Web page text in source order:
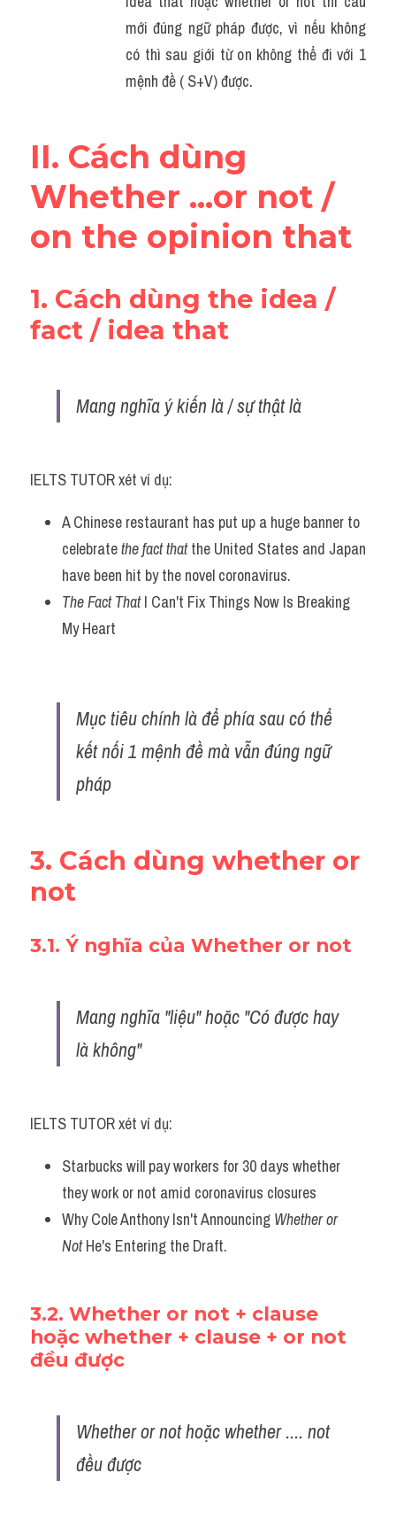
mới đúng ngữ pháp được, vì nếu không
có thì sau giới từ on không thể đi với 1
mệnh đề ( S+V) được.
II. Cách dùng
Whether ...or not /
on the opinion that
1. Cách dùng the idea /
fact / idea that
Mang nghĩa ý kiến là / sự thật là
IELTS TUTOR xét ví dụ:
A Chinese restaurant has put up a huge banner to
celebrate the fact that the United States and Japan
have been hit by the novel coronavirus.
The Fact That I Can't Fix Things Now Is Breaking
My Heart
Mục tiêu chính là để phía sau có thể
kết nối 1 mệnh đề mà vẫn đúng ngữ
pháp
3. Cách dùng whether or
not
3.1. Ý nghĩa của Whether or not
Mang nghĩa "liệu" hoặc "Có được hay
là không"
IELTS TUTOR xét ví dụ:
Starbucks will pay workers for 30 days whether
they work or not amid coronavirus closures
Why Cole Anthony Isn't Announcing Whether or
Not He's Entering the Draft.
3.2. Whether or not + clause
hoặc whether + clause + or not
đều được
Whether or not hoặc whether .... not
đều được